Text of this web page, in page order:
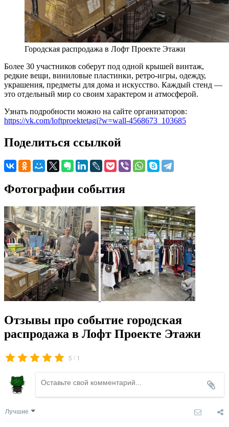
Городская распродажа в Лофт Проекте Этажи
Более 30 участников соберут под одной крышей винтаж,
редкие вещи, виниловые пластинки, ретро-игры, одежду,
украшения, предметы для дома и искусство. Каждый стенд —
это отдельный мир со своим характером и атмосферой.
Узнать подробности можно на сайте организаторов:
https://vk.com/loftproektetagi?w=wall-4568673_103685
Поделиться ссылкой
Фотографии события
Отзывы про событие городская
распродажа в Лофт Проекте Этажи
5 / 1
Лучшие